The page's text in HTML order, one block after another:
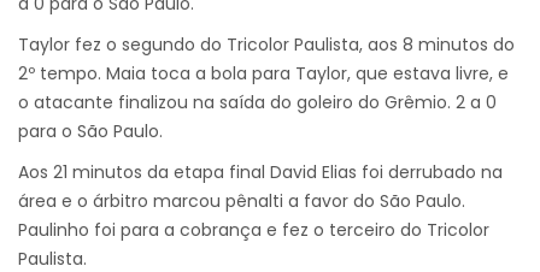
Taylor fez o segundo do Tricolor Paulista, aos 8 minutos do
2º tempo. Maia toca a bola para Taylor, que estava livre, e
o atacante finalizou na saída do goleiro do Grêmio. 2 a 0
para o São Paulo.
Aos 21 minutos da etapa final David Elias foi derrubado na
área e o árbitro marcou pênalti a favor do São Paulo.
Paulinho foi para a cobrança e fez o terceiro do Tricolor
Paulista.